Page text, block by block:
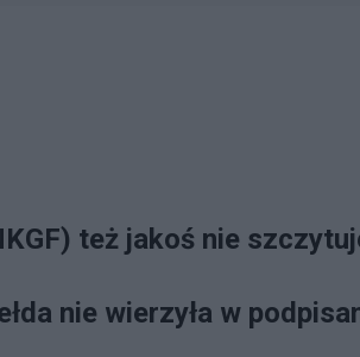
też jakoś nie
nie wierzyła w